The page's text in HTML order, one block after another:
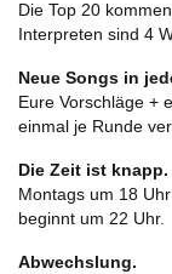
Die Top 20
Interpreten sind 4
Neue Songs in
Eure Vorschläge +
einmal je Runde
Die Zeit ist knapp.
Montags um 18
beginnt um 22 Uhr.
Abwechslung.